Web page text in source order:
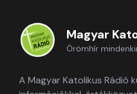
Magyar
Örömhír
A Magyar Katolikus Rádió